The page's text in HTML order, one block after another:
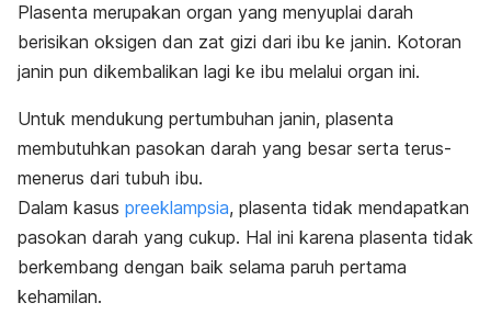
Plasenta merupakan organ yang menyuplai darah
berisikan oksigen dan zat gizi dari ibu ke janin. Kotoran
janin pun dikembalikan lagi ke ibu melalui organ ini.
Untuk mendukung pertumbuhan janin, plasenta
membutuhkan pasokan darah yang besar serta terus-
menerus dari tubuh ibu.
Dalam kasus preeklampsia, plasenta tidak mendapatkan
pasokan darah yang cukup. Hal ini karena plasenta tidak
berkembang dengan baik selama paruh pertama
kehamilan.